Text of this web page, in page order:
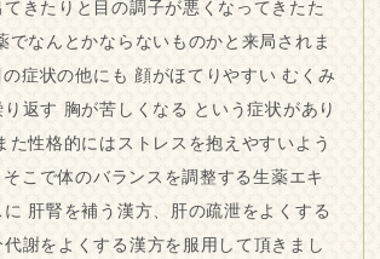
きたりと目の調子が悪くなってきたた
でなんとかならないものかと来局されま
症状の他にも 顔がほてりやすい むくみ
返す 胸が苦しくなる という症状があり
た性格的にはストレスを抱えやすいよう
こで体のバランスを調整する生薬エキ
に 肝腎を補う漢方、肝の疏泄をよくする
謝をよくする漢方を服用して頂きまし